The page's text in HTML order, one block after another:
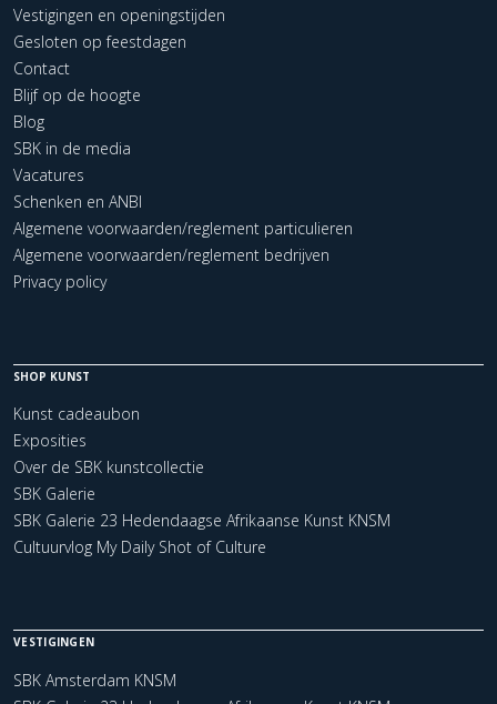
Vestigingen en openingstijden
Gesloten op feestdagen
Contact
Blijf op de hoogte
Blog
SBK in de media
Vacatures
Schenken en ANBI
Algemene voorwaarden/reglement particulieren
Algemene voorwaarden/reglement bedrijven
Privacy policy
SHOP KUNST
Kunst cadeaubon
Exposities
Over de SBK kunstcollectie
SBK Galerie
SBK Galerie 23 Hedendaagse Afrikaanse Kunst KNSM
Cultuurvlog My Daily Shot of Culture
VESTIGINGEN
SBK Amsterdam KNSM